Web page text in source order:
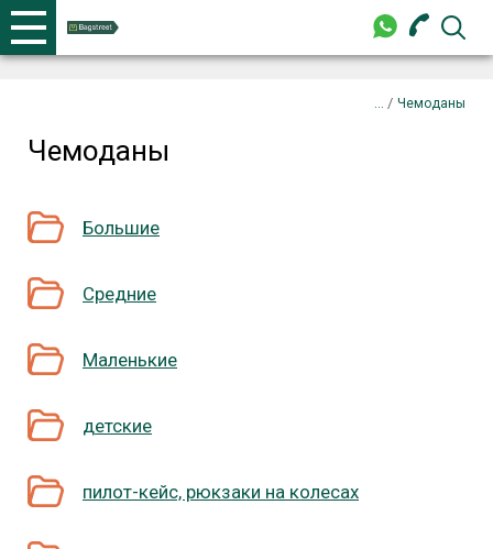
+375 44 702-99-87
+375 44 702-99-87
/ Чемоданы
Чемоданы
Большие
Средние
Маленькие
детские
пилот-кейс, рюкзаки на колесах